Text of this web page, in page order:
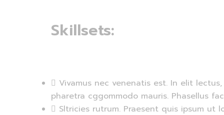
Skillsets:
Vivamus nec venenatis est. In elit
pharetra cggommodo mauris. Phasellus
Sltricies rutrum. Praesent quis ipsum ut